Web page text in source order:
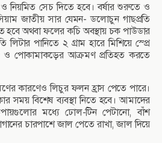
নিয়মিত সেচ দিতে হবে। বর্ষার শুরুতে ও
জাতীয় সার যেমন- ডলোচুন গাছপ্রতি
হবে অথবা ফলের কচি অবস্থায় চক পাউডার
পানিতে ২ গ্রাম হারে মিশিয়ে স্প্রে
ও পোকামাকড়ের আক্রমণ প্রতিহত করতে
কারণেও লিচুর ফলন হ্রাস পেতে পারে।
সময় বিশেষ ব্যবস্থা নিতে হবে। আমাদের
মধ্যে ঢোল-টিন পেটানো, বাঁশ
চারপাশে জাল পেতে রাখা, জাল দিয়ে